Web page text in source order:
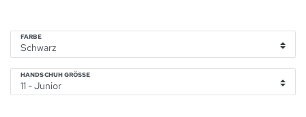
FARBE
HANDSCHUH GRÖSSE